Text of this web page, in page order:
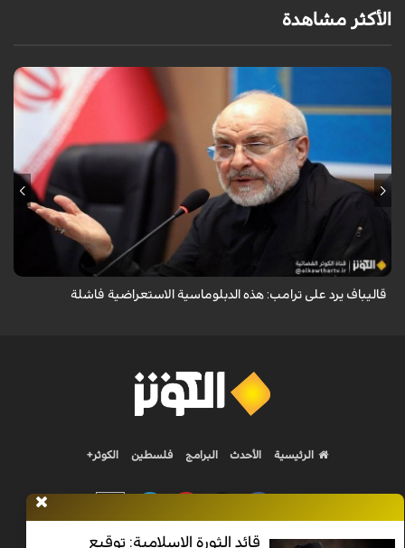
الأكثر مشاهدة
أكد رئيس مجلس الشورى الإسلامي الإيراني أن التصريحات الاستعراضية
والتهديدات المتكررة لم تعد تُجدي نفعاً، واصفاً إياها بالدبلوماسية الفاشلة.
قاليباف يرد على ترامب: هذه الدبلوماسية الاستعراضية فاشلة
قائد الثورة الإسلامية: توقيع
الرئيسية الأحدث البرامج فلسطين الكوثر+